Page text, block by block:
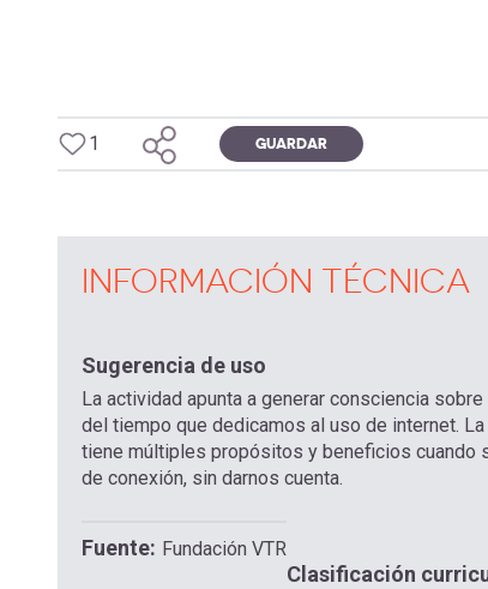
1 GUARDAR
INFORMACIÓN TÉCNICA
Sugerencia de uso
La actividad apunta a generar consciencia
del tiempo que dedicamos al uso de internet.
tiene múltiples propósitos y beneficios cuando
de conexión, sin darnos cuenta.
Fuente Fundación VTR
Clasificación